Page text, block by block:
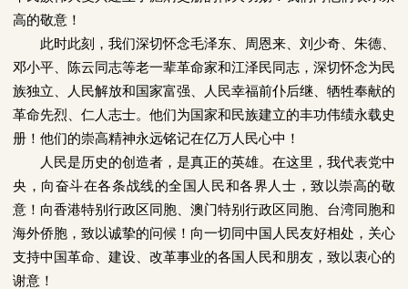
高的敬意！
此时此刻，我们深切怀念毛泽东、周恩来、刘少奇、朱德、
邓小平、陈云同志等老一辈革命家和江泽民同志，深切怀念为民
族独立、人民解放和国家富强、人民幸福前仆后继、牺牲奉献的
革命先烈、仁人志士。他们为国家和民族建立的丰功伟绩永载史
册！他们的崇高精神永远铭记在亿万人民心中！
人民是历史的创造者，是真正的英雄。在这里，我代表党中
央，向奋斗在各条战线的全国人民和各界人士，致以崇高的敬
意！向香港特别行政区同胞、澳门特别行政区同胞、台湾同胞和
海外侨胞，致以诚挚的问候！向一切同中国人民友好相处，关心
支持中国革命、建设、改革事业的各国人民和朋友，致以衷心的
谢意！